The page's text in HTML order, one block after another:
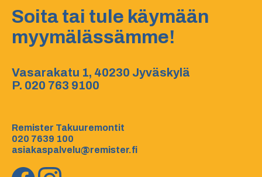
Soita tai tule käymään
myymälässämme!
Vasarakatu 1, 40230 Jyväskylä
P. 020 763 9100
Remister Takuuremontit
020 7639 100
asiakaspalvelu@remister.fi